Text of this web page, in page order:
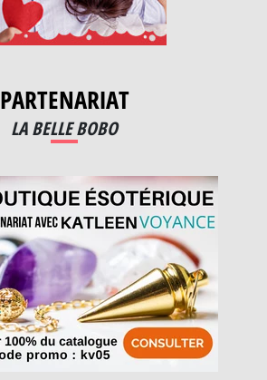
PARTENARIAT
LA BELLE BOBO